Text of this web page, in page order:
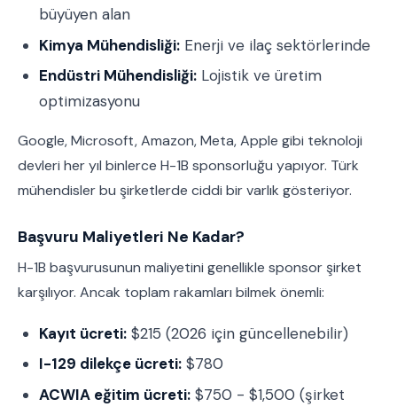
büyüyen alan
Kimya Mühendisliği: Enerji ve ilaç sektörlerinde
Endüstri Mühendisliği: Lojistik ve üretim
optimizasyonu
Google, Microsoft, Amazon, Meta, Apple gibi teknoloji
devleri her yıl binlerce H-1B sponsorluğu yapıyor. Türk
mühendisler bu şirketlerde ciddi bir varlık gösteriyor.
Başvuru Maliyetleri Ne Kadar?
H-1B başvurusunun maliyetini genellikle sponsor şirket
karşılıyor. Ancak toplam rakamları bilmek önemli:
Kayıt ücreti: $215 (2026 için güncellenebilir)
I-129 dilekçe ücreti: $780
ACWIA eğitim ücreti: $750 - $1,500 (şirket